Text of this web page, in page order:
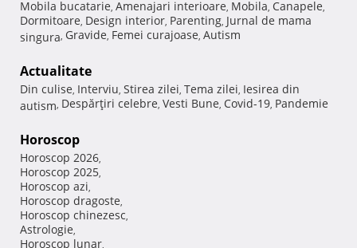
Mobila bucatarie, Amenajari interioare, Mobila, Canapele,
Dormitoare, Design interior, Parenting, Jurnal de mama
singura, Gravide, Femei curajoase, Autism
Actualitate
Din culise, Interviu, Stirea zilei, Tema zilei, Iesirea din
autism, Despărţiri celebre, Vesti Bune, Covid-19, Pandemie
Horoscop
Horoscop 2026,
Horoscop 2025,
Horoscop azi,
Horoscop dragoste,
Horoscop chinezesc,
Astrologie,
Horoscop lunar,